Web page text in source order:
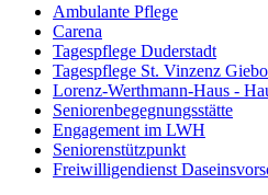
Ambulante Pflege
Carena
Tagespflege Duderstadt
Tagespflege St. Vinzenz
Lorenz-Werthmann-Haus -
Seniorenbegegnungsstätte
Engagement im LWH
Seniorenstützpunkt
Freiwilligendienst